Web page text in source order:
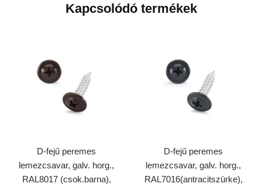
Kapcsolódó termékek
D-fejű peremes
lemezcsavar, galv. horg.,
RAL8017 (csok.barna),
D-fejű peremes
lemezcsavar, galv. horg.,
RAL7016(antracitszürke),